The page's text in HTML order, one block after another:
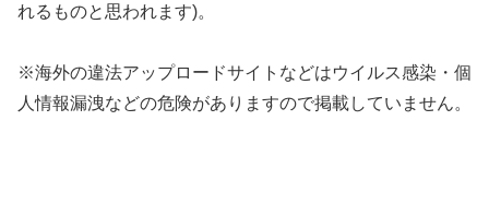
れるものと思われます)。
※海外の違法アップロードサイトなどはウイルス感染・個
人情報漏洩などの危険がありますので掲載していません。